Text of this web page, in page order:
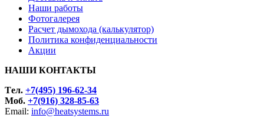
Наши работы
Фотогалерея
Расчет дымохода (калькулятор)
Политика конфиденциальности
Акции
НАШИ КОНТАКТЫ
Tел. +7(495) 196-62-34
Моб. +7(916) 328-85-63
Email: info@heatsystems.ru